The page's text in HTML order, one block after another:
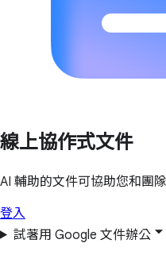
線上協作式文件
AI 輔助的文件可協助您和團
登入
試著用 Google 文件辦公